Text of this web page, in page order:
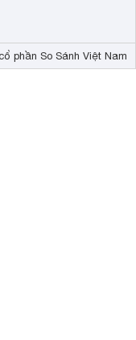
phần So Sánh Việt Nam